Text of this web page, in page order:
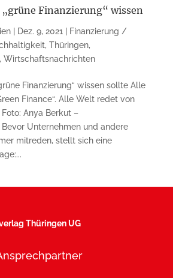
Finanzierung“ wissen
| Dez. 9, 2021
Finanzierung /
, Thüringen,
, Wirtschaftsnachrichten
Finanzierung“ wissen sollte Alle
Finance“. Alle Welt redet von
Foto: Anya Berkut –
Unternehmen und andere
mitreden, stellt sich eine
Thüringen UG